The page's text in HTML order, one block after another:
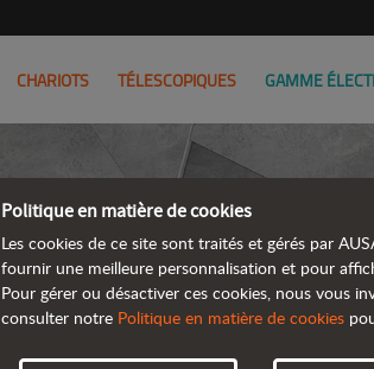
CHARIOTS TÉLESCOPIQUES GAMME
Politique en matière de cookies
Les cookies de ce site sont traités et gérés par
fournir une meilleure personnalisation et pour
Pour gérer ou désactiver ces cookies, nous vous
consulter notre Politique en matière de cookies